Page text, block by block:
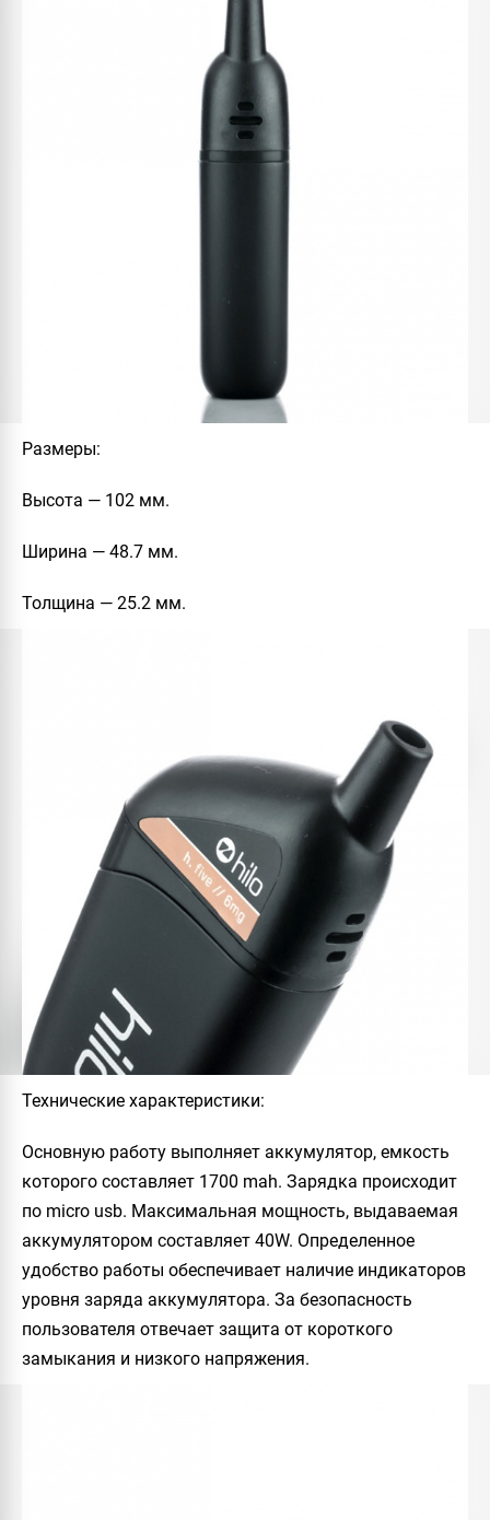
Размеры:
Высота — 102 мм.
Ширина — 48.7 мм.
Толщина — 25.2 мм.
Технические характеристики:
Основную работу выполняет аккумулятор, емкость
которого составляет 1700 mah. Зарядка происходит
по micro usb. Максимальная мощность, выдаваемая
аккумулятором составляет 40W. Определенное
удобство работы обеспечивает наличие индикаторов
уровня заряда аккумулятора. За безопасность
пользователя отвечает защита от короткого
замыкания и низкого напряжения.